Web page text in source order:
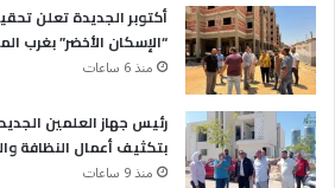
أكتوبر الجديدة تعلن
“الإسكان الأخضر” بغرب
منذ 6 ساعات
رئيس جهاز العلمين
بتكثيف أعمال النظافة
منذ 9 ساعات